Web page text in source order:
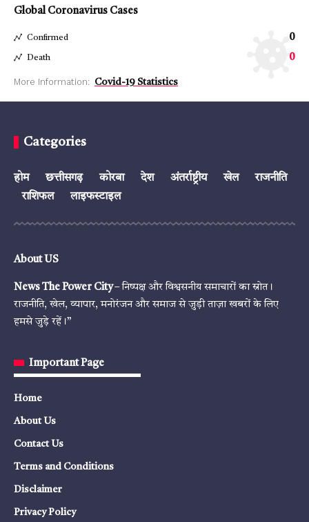
Global Coronavirus Cases
Confirmed 0
Death 0
More Information: Covid-19 Statistics
Categories
होम छत्तीसगढ़ कोरबा देश अंतर्राष्ट्रीय खेल
राजनीति
राशिफल
लाइफस्टाइल
About US
News The Power City– निष्पक्ष और विश्वसनीय समाचारों का स्रोत।
राजनीति, खेल, व्यापार, मनोरंजन और समाज से जुड़ी ताज़ा खबरों के लिए
हमसे जुड़े रहें।”
Important Page
Home
About Us
Contact Us
Terms and Conditions
Disclaimer
Privacy Policy